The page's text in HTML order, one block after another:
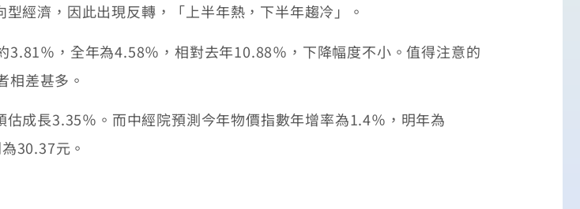
經濟，因此出現反轉，「上半年熱，下半年趨冷」。
％，全年為4.58％，相對去年10.88％，下降幅度不小。值得注意的
相差甚多。
長3.35％。而中經院預測今年物價指數年增率為1.4％，明年為
30.37元。